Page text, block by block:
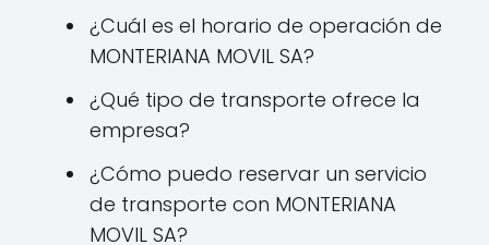
¿Cuál es el horario de operación de
MONTERIANA MOVIL SA?
¿Qué tipo de transporte ofrece la
empresa?
¿Cómo puedo reservar un servicio
de transporte con MONTERIANA
MOVIL SA?